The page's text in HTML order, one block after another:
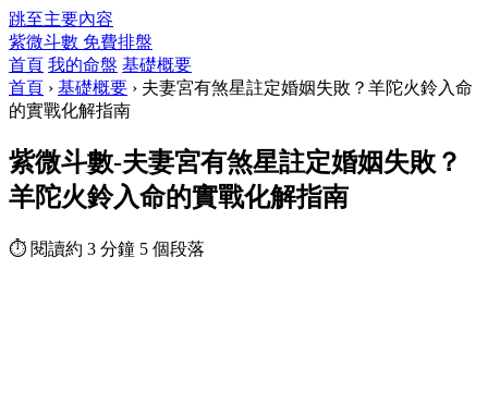
跳至主要內容
紫微斗數 免費排盤
首頁 我的命盤 基礎概要
首頁 › 基礎概要 › 夫妻宮有煞星註定婚姻失敗？羊陀火鈴入命
的實戰化解指南
紫微斗數-夫妻宮有煞星註定婚姻失敗？
羊陀火鈴入命的實戰化解指南
⏱ 閱讀約 3 分鐘 5 個段落